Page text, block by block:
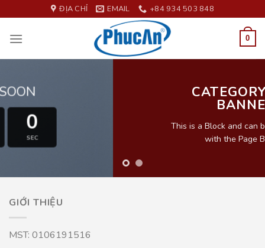
to
content
ĐỊA CHỈ EMAIL +84 934 503 848
0
CATEGORY TOP
This is a Block and can be edited live in
GIỚI THIỆU
MST: 0106191516